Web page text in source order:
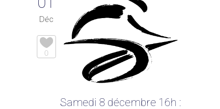
Déc
0
Samedi 8 décembre 16h :